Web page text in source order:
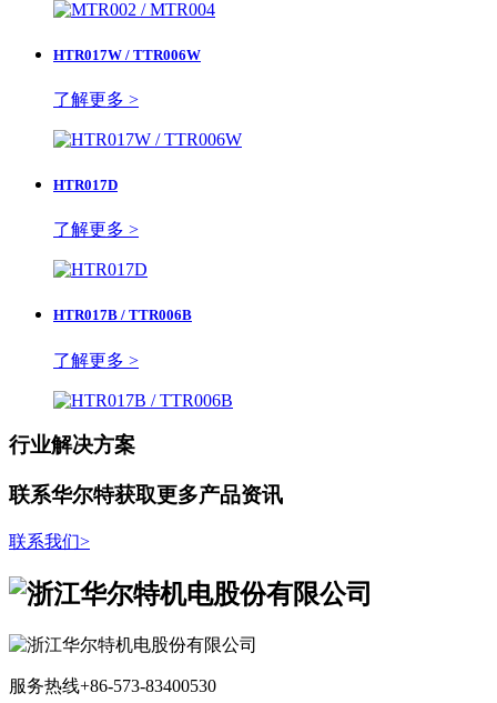
HTR017W / TTR006W
了解更多 >
HTR017D
了解更多 >
HTR017B / TTR006B
了解更多 >
行业解决方案
联系华尔特获取更多产品资讯
联系我们>
服务热线+86-573-83400530